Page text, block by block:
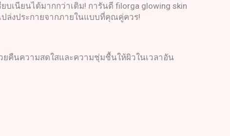
เนียนได้มากกว่าเดิม! การันตี filorga glowing skin
ปล่งประกายจากภายในแบบที่คุณคู่ควร!
ยคืนความสดใสและความชุ่มชื้นให้ผิวในเวลาอัน